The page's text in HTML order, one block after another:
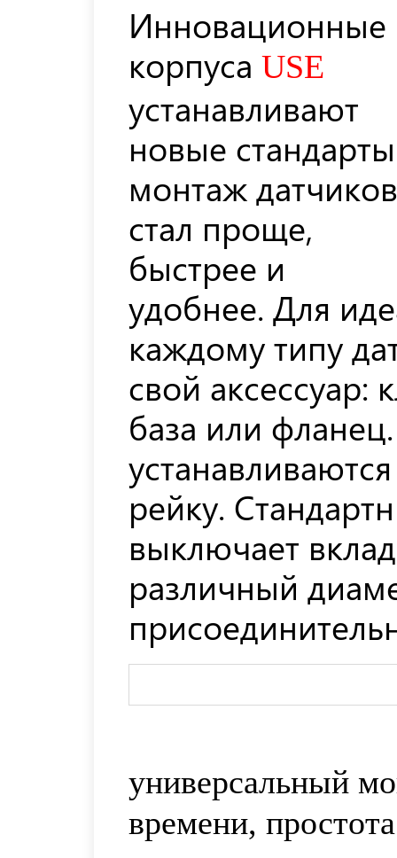
Инновационные
корпуса USE
устанавливают
новые
монтаж датчиков
стал проще,
быстрее и
удобнее. Для
каждому типу
свой аксессуар:
базa или
рейку.
выключает
различный
универсальный
времени,